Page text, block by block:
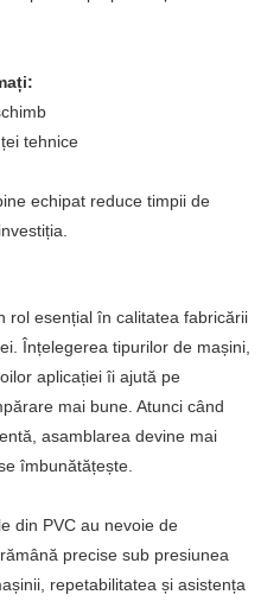
tehnice
echipat reduce timpii de
rol esențial în calitatea fabricării
Înțelegerea tipurilor de mașini,
aplicației îi ajută pe
mai bune. Atunci când
asamblarea devine mai
îmbunătățește.
din PVC au nevoie de
precise sub presiunea
repetabilitatea și asistența